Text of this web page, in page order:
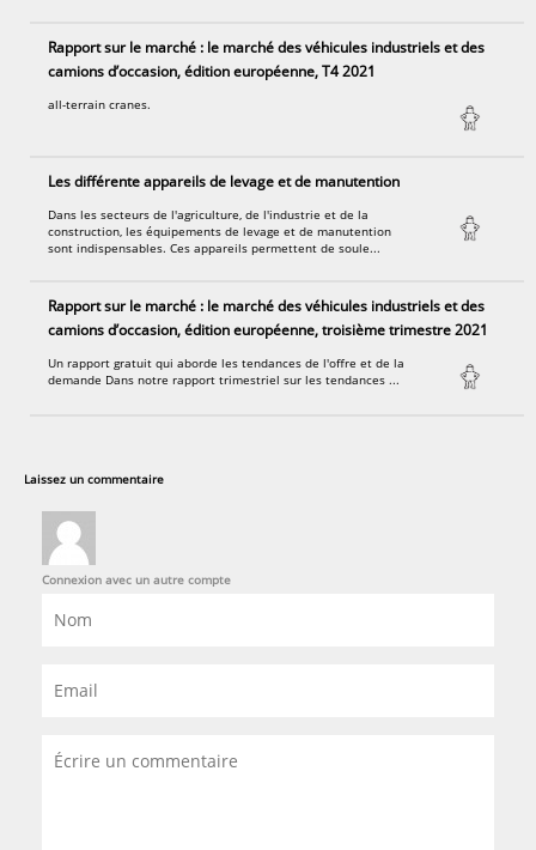
Rapport sur le marché : le marché des véhicules industriels et des
camions d’occasion, édition européenne, T4 2021
all-terrain cranes.
Les différente appareils de levage et de manutention
Dans les secteurs de l'agriculture, de l'industrie et de la
construction, les équipements de levage et de manutention
sont indispensables. Ces appareils permettent de soule...
Rapport sur le marché : le marché des véhicules industriels et des
camions d’occasion, édition européenne, troisième trimestre 2021
Un rapport gratuit qui aborde les tendances de l'offre et de la
demande Dans notre rapport trimestriel sur les tendances ...
Laissez un commentaire
Connexion avec un autre compte